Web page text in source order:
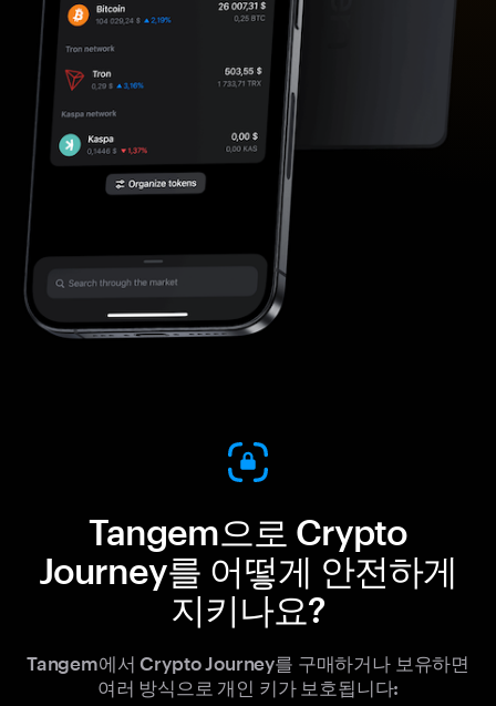
Tangem으로 Crypto
Journey를 어떻게 안전하게
지키나요?
Tangem에서 Crypto Journey를 구매하거나 보유하면
여러 방식으로 개인 키가 보호됩니다: